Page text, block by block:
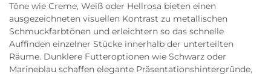
Töne wie Creme, Weiß oder Hellrosa bieten einen
ausgezeichneten visuellen Kontrast zu metallischen
Schmuckfarbtönen und erleichtern so das schnelle
Auffinden einzelner Stücke innerhalb der unterteilten
Räume. Dunklere Futteroptionen wie Schwarz oder
Marineblau schaffen elegante Präsentationshintergründe,